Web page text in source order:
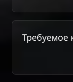
Требуемое